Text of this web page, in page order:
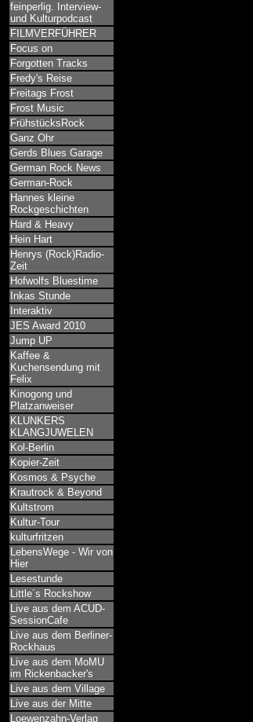
feinperlig. Interview-
und Kulturpodcast
FILMVERFÜHRER
Focus on
Forgotten Tracks
Fredy's Reise
Freitags Frost
Frost Music
FrühstücksRock
Ganz Ohr
Gerds Blues Garage
German Rock News
German-Rock
Hannes kleine
Rockgeschichten
Hard & Heavy
Hein Hart
Henrys (Rock)Radio-
Zeit
Hofwolfs Bluestime
Inkas Stunde
Interaktiv
JES Award 2010
Jump UP
Kaffee &
Kuchensendung mit
Felix
Kinogong und
Platzanweiser
KLUNKERS
KLANGJUWELEN
Kol-Berlin
Kopier-Zeit
Kosmos & Psyche
Krautrock & Beyond
Kultstrom
Kultur-Tour
kulturfritzen
LebensWege - Wir von
Hier
Lesestunde
Little´s Rockshow
Live aus dem ACUD-
SessionCafe
Live aus dem Berliner-
Rockhaus
Live aus dem MoMU
im Rickenbacker's
Live aus dem Village
Live aus der Mitte
Loewenzahn-Verlag